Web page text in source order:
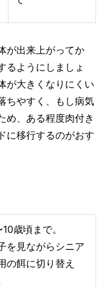
が出来上がってか
るようにしましょ
が大きくなりにくい
ちやすく、もし病気
め、ある程度肉付き
に移行するのがおす
歳頃まで。
を見ながらシニア
の餌に切り替え